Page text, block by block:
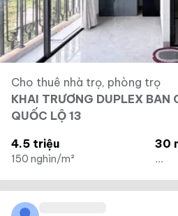
Cho thuê nhà trọ, phòng trọ
KHAI TRƯƠNG DUPLEX BAN
QUỐC LỘ 13
4.5 triệu
150 nghìn/m²
30
...